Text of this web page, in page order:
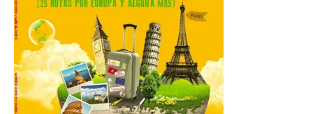
La vigésima fotografía de
León de…viaje nos llega
desde el Pic d’Angonella
en el Principat d’Andorra
9 Ago 2026